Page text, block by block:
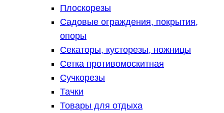
Плоскорезы
Садовые ограждения, покрытия,
опоры
Секаторы, кусторезы, ножницы
Сетка противомоскитная
Сучкорезы
Тачки
Товары для отдыха